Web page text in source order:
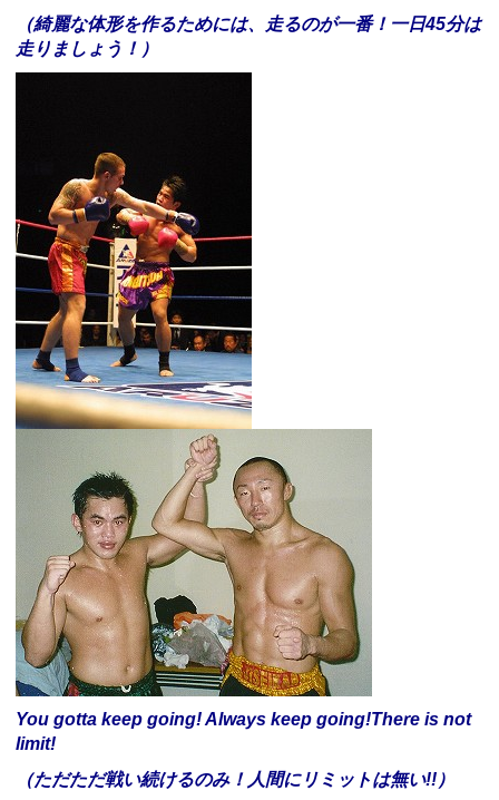
（綺麗な体形を作るためには、走るのが一番！一日45分は
走りましょう！）
You gotta keep going! Always keep going!There is not
limit!
（ただただ戦い続けるのみ！人間にリミットは無い!!）